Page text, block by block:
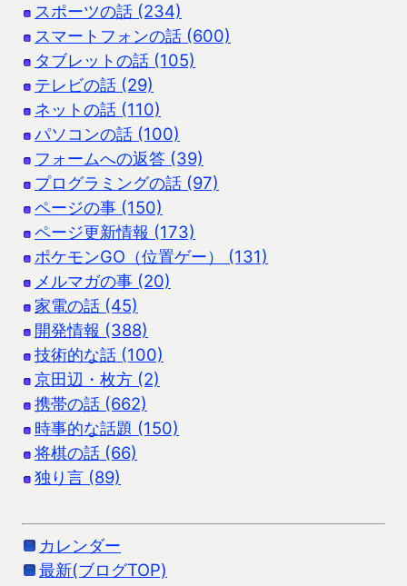
スポーツの話 (234)
スマートフォンの話 (600)
タブレットの話 (105)
テレビの話 (29)
ネットの話 (110)
パソコンの話 (100)
フォームへの返答 (39)
プログラミングの話 (97)
ページの事 (150)
ページ更新情報 (173)
ポケモンGO（位置ゲー） (131)
メルマガの事 (20)
家電の話 (45)
開発情報 (388)
技術的な話 (100)
京田辺・枚方 (2)
携帯の話 (662)
時事的な話題 (150)
将棋の話 (66)
独り言 (89)
カレンダー
最新(ブログTOP)